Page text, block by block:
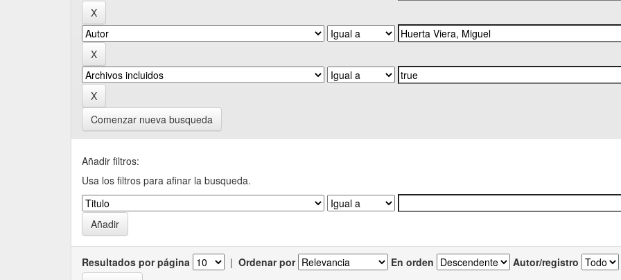
Comenzar nueva busqueda
Añadir filtros:
Usa los filtros para afinar la busqueda.
Resultados por página | Ordenar por En orden Autor/registro